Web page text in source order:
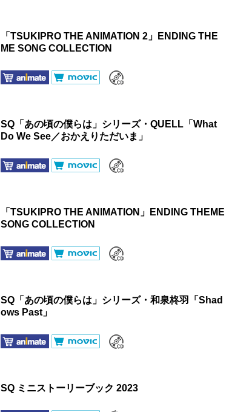
「TSUKIPRO THE ANIMATION 2」ENDING THE
ME SONG COLLECTION
SQ「あの頃の僕らは」シリーズ・QUELL「What
Do We See／おかえりただいま」
「TSUKIPRO THE ANIMATION」ENDING THEME
SONG COLLECTION
SQ「あの頃の僕らは」シリーズ・和泉柊羽「Shad
ows Past」
SQ ミニストーリーブック 2023